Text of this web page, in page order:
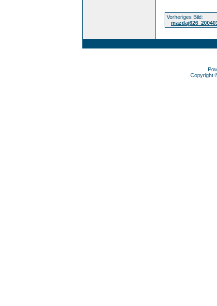
Vorheriges Bild:
Copyright